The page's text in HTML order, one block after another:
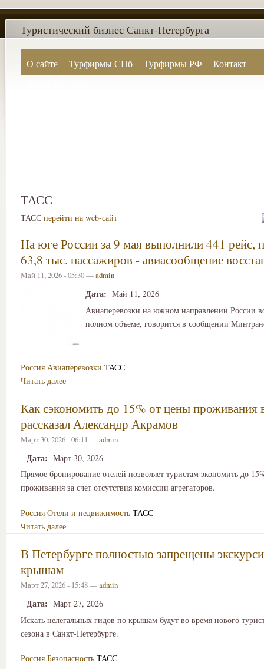
О сайте Турфирмы СПб Турфирмы РФ
Контакт
Туристический бизнес Санкт-Петербурга
ТАСС
ТАСС перейти на web-сайт
На юге России за 9 мая выполнили 441 рейс,
63,8 тыс. пассажиров - авиасообщение
Май 11, 2026 - 05:30 —admin
Дата: Май 11, 2026
Авиаперевозки на южном направлении России
полном объеме, говорится в сообщении
Россия Авиаперевозки ТАСС
Читать далее
Как сэкономить до 15% от цены проживания
рассказал Александр Акрамов
Март 30, 2026 - 06:11 —admin
Дата: Март 30, 2026
Прямое бронирование отелей позволяет туристам экономить до
проживания за счет отсутствия комиссии агрегаторов.
Россия Отели и недвижимость ТАСС
Читать далее
В Петербурге полностью запрещены
крышам
Март 27, 2026 - 15:48 —admin
Дата: Март 27, 2026
Искать нелегальных гидов по крышам будут во время нового
сезона в Санкт-Петербурге.
Россия Безопасность ТАСС